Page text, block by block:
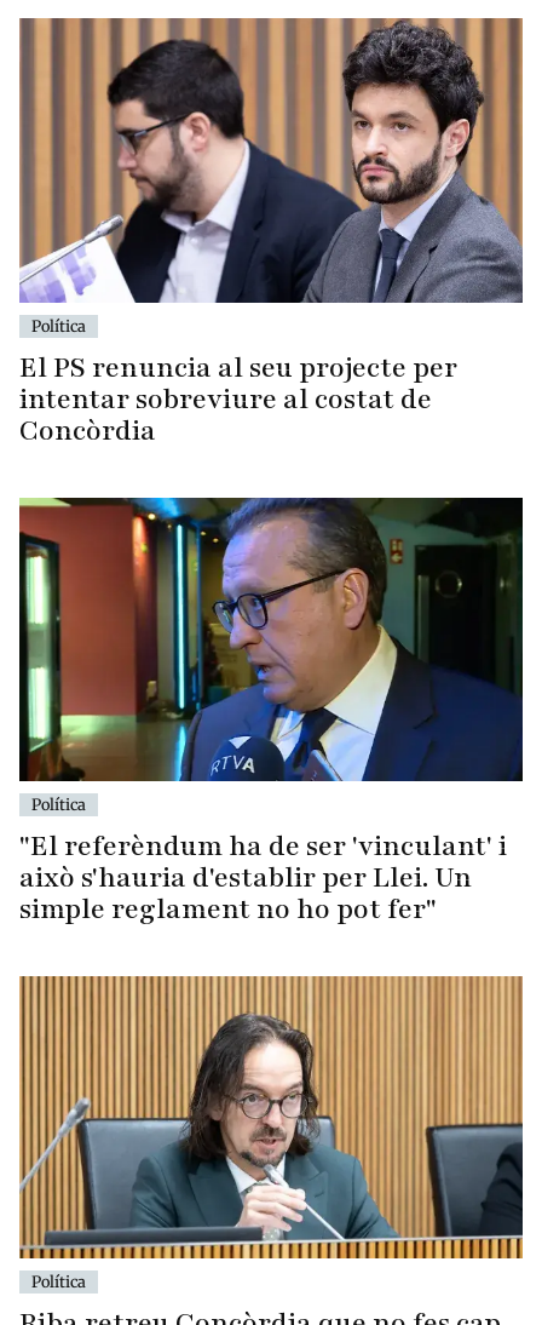
Política
El PS renuncia al seu projecte per
intentar sobreviure al costat de
Concòrdia
Política
"El referèndum ha de ser 'vinculant' i
això s'hauria d'establir per Llei. Un
simple reglament no ho pot fer"
Política